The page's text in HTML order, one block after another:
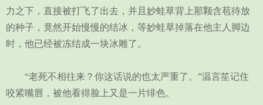
力之下，直接被打飞了出去，并且妙蛙草背上那颗含苞待放
的种子，竟然开始慢慢的结冰，等妙蛙草掉落在他主人脚边
时，他已经被冻结成一块冰雕了。
“老死不相往来？你这话说的也太严重了。”温言笙记住
咬紧嘴唇，被他看得脸上又是一片绯色。